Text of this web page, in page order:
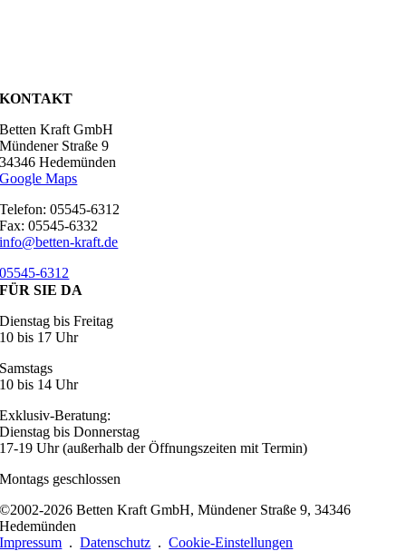
KONTAKT
Betten Kraft GmbH
Mündener Straße 9
34346 Hedemünden
Google Maps
Telefon: 05545-6312
Fax: 05545-6332
info@betten-kraft.de
05545-6312
FÜR SIE DA
Dienstag bis Freitag
10 bis 17 Uhr
Samstags
10 bis 14 Uhr
Exklusiv-Beratung:
Dienstag bis Donnerstag
17-19 Uhr (außerhalb der Öffnungszeiten mit Termin)
Montags geschlossen
©2002-2026 Betten Kraft GmbH, Mündener Straße 9, 34346
Hedemünden
Impressum .Datenschutz .Cookie-Einstellungen